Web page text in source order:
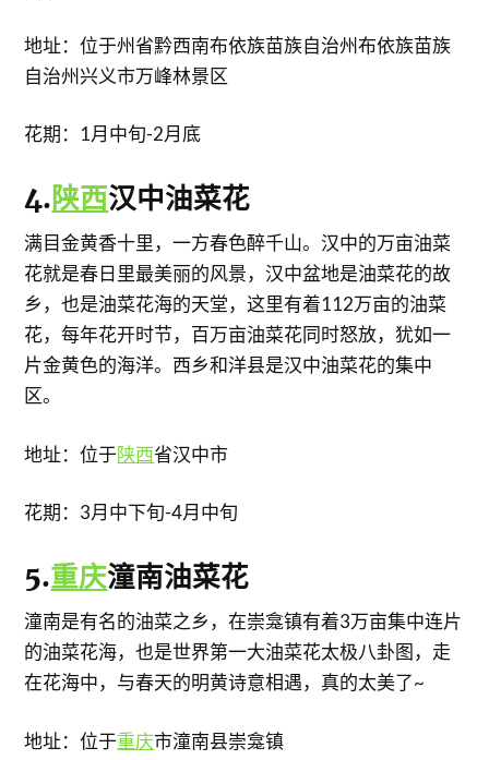
地址：位于州省黔西南布依族苗族自治州布依族苗族
自治州兴义市万峰林景区
花期：1月中旬-2月底
4.陕西汉中油菜花
满目金黄香十里，一方春色醉千山。汉中的万亩油菜
花就是春日里最美丽的风景，汉中盆地是油菜花的故
乡，也是油菜花海的天堂，这里有着112万亩的油菜
花，每年花开时节，百万亩油菜花同时怒放，犹如一
片金黄色的海洋。西乡和洋县是汉中油菜花的集中
区。
地址：位于陕西省汉中市
花期：3月中下旬-4月中旬
5.重庆潼南油菜花
潼南是有名的油菜之乡，在崇龛镇有着3万亩集中连片
的油菜花海，也是世界第一大油菜花太极八卦图，走
在花海中，与春天的明黄诗意相遇，真的太美了~
地址：位于重庆市潼南县崇龛镇